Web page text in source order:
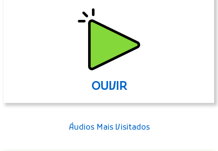
OUVIR
Áudios Mais Visitados